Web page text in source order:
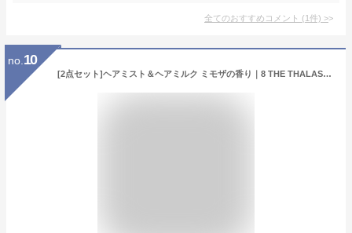
全てのおすすめコメント (1件) >
no. 10
[2点セット]ヘアミスト＆ヘアミルク ミモザの香り｜8 THE THALASSO エイト ザ タラソ モイスチャーライジング&リペアブースター 導入液 ジェントルリペア & モイストチャージ 美容液 トリートメント くせ毛 寝癖直し 250ml